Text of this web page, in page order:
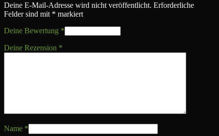
Deine E-Mail-Adresse wird nicht veröffentlicht. Erforderliche
Felder sind mit * markiert
Deine Bewertung *
Deine Rezension *
Name *